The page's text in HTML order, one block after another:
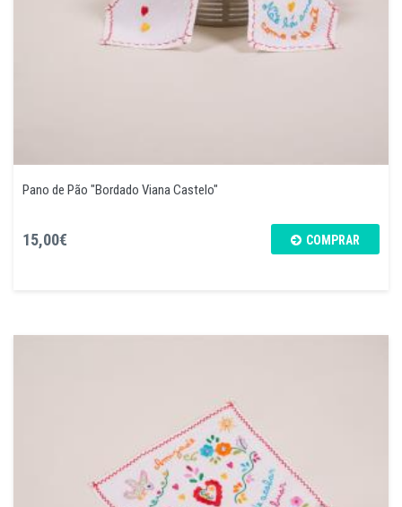
Pano de Pão "Bordado Viana Castelo"
15,00€ COMPRAR